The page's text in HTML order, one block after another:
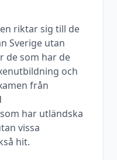
riktar sig till de
Sverige utan
de som har de
och
från
har utländska
vissa
hit.